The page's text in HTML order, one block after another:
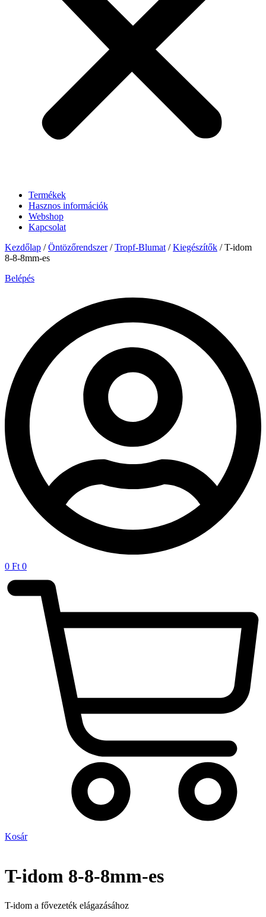
Termékek
Hasznos információk
Webshop
Kapcsolat
Kezdőlap /Öntözőrendszer/Tropf-Blumat /Kiegészítők / T-idom
8-8-8mm-es
Belépés
0 Ft 0
Kosár
T-idom 8-8-8mm-es
T-idom a fővezeték elágazásához